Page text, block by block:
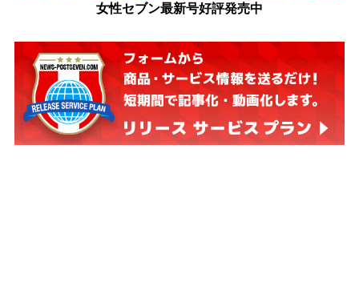
女性セブン最新号好評発売中